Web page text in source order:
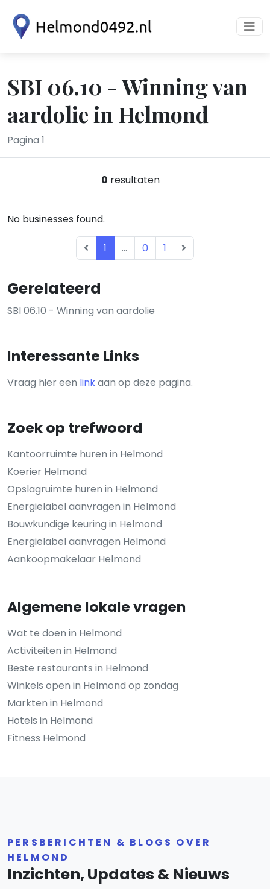
SBI 06.10 - Winning van
aardolie in Helmond
Pagina 1
Gerelateerd
SBI 06.10 - Winning van aardolie
Interessante Links
Vraag hier een linkaan op deze pagina.
Zoek op trefwoord
Kantoorruimte huren in Helmond
Koerier Helmond
Opslagruimte huren in Helmond
Energielabel aanvragen in Helmond
Bouwkundige keuring in Helmond
Energielabel aanvragen Helmond
Aankoopmakelaar Helmond
Algemene lokale vragen
Wat te doen in Helmond
Activiteiten in Helmond
Beste restaurants in Helmond
Winkels open in Helmond op zondag
Markten in Helmond
Hotels in Helmond
Fitness Helmond
0 resultaten
No businesses found.
1 ... 0 1
PERSBERICHTEN & BLOGS OVER
HELMOND
Inzichten, Updates & Nieuws